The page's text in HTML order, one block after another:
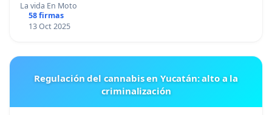
La vida En Moto
58 firmas
13 Oct 2025
Regulación del cannabis en Yucatán: alto a la
criminalización